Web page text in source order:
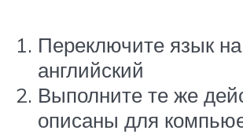
Переключите язык на
английский
Выполните те же
описаны для